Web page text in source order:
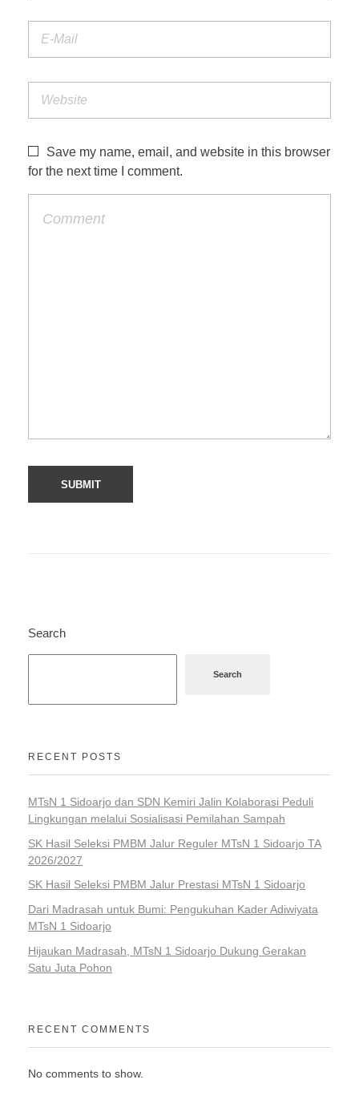
Save my name, email, and website in this browser
for the next time I comment.
Search
Search
RECENT POSTS
MTsN 1 Sidoarjo dan SDN Kemiri Jalin Kolaborasi Peduli
Lingkungan melalui Sosialisasi Pemilahan Sampah
SK Hasil Seleksi PMBM Jalur Reguler MTsN 1 Sidoarjo TA
2026/2027
SK Hasil Seleksi PMBM Jalur Prestasi MTsN 1 Sidoarjo
Dari Madrasah untuk Bumi: Pengukuhan Kader Adiwiyata
MTsN 1 Sidoarjo
Hijaukan Madrasah, MTsN 1 Sidoarjo Dukung Gerakan
Satu Juta Pohon
RECENT COMMENTS
No comments to show.